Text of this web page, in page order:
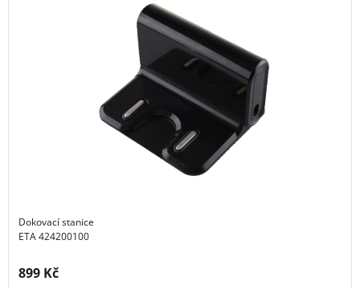
Dokovací stanice
ETA 424200100
Cena s DPH:
899 Kč